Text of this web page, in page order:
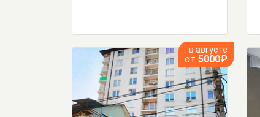
в августе
от 5000₽